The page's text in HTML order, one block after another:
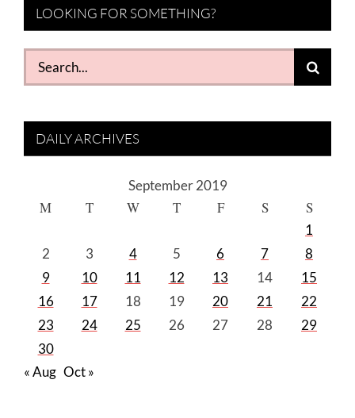
LOOKING FOR SOMETHING?
Search
for:
DAILY ARCHIVES
September 2019
M T W T F S S
1
2
3 4 5 6 7
8
9
10 11 12 13 14
15
16
17 18 19 20 21
22
23
24 25 26 27 28
29
30
« Aug Oct »